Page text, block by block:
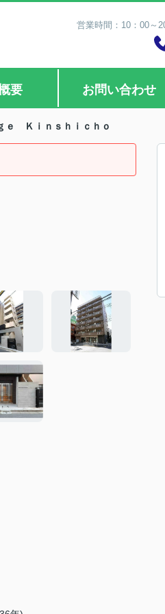
営業時間：10：00
要 お問い合わせ
ｅ Ｋｉｎｓｈｉｃｈｏ